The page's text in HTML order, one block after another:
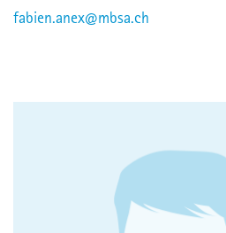
fabien.anex@mbsa.ch